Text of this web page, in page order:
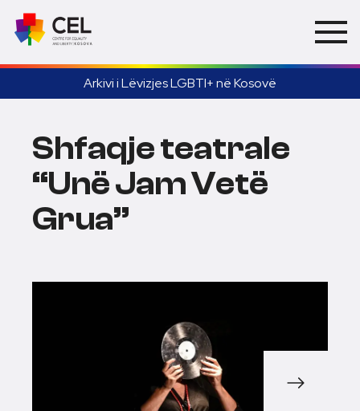
Arkivi i Lëvizjes LGBTI+ në Kosovë
Shfaqje teatrale
“Unë Jam Vetë
Grua”